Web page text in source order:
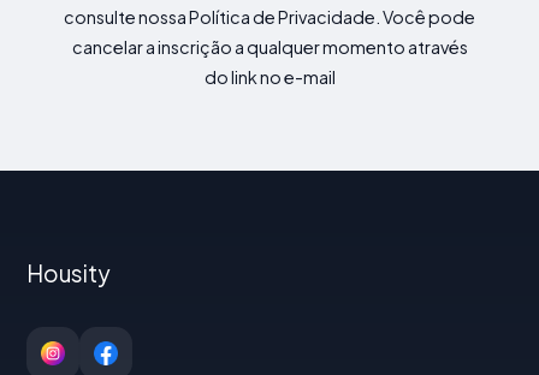
consulte nossa Política de Privacidade. Você pode
cancelar a inscrição a qualquer momento através
do link no e-mail
Housity